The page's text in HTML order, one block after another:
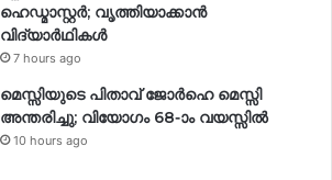
ഹെഡ്മാസ്റ്റർ; വൃത്തിയാക്കാൻ
വിദ്യാർഥികൾ
7 hours ago
മെസ്സിയുടെ പിതാവ് ജോർഹെ മെസ്സി
അന്തരിച്ചു; വിയോഗം 68-ാം വയസ്സിൽ
10 hours ago